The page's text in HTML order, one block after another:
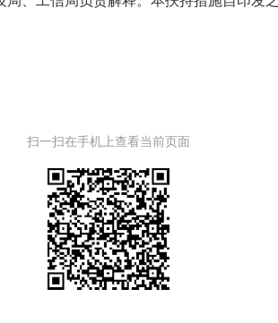
扫一扫在手机上查看当前页面